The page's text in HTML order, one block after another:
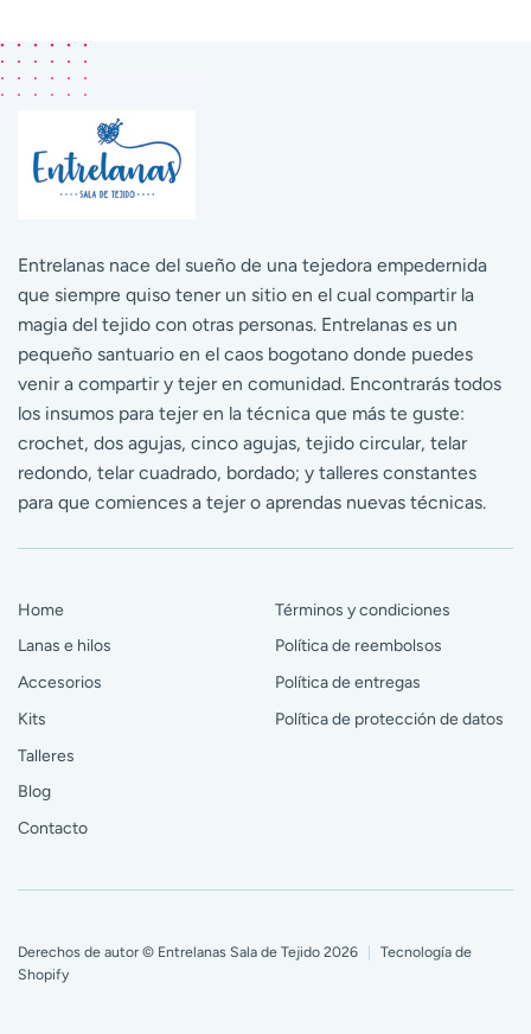
Entrelanas nace del sueño de una tejedora empedernida
que siempre quiso tener un sitio en el cual compartir la
magia del tejido con otras personas. Entrelanas es un
pequeño santuario en el caos bogotano donde puedes
venir a compartir y tejer en comunidad. Encontrarás todos
los insumos para tejer en la técnica que más te guste:
crochet, dos agujas, cinco agujas, tejido circular, telar
redondo, telar cuadrado, bordado; y talleres constantes
para que comiences a tejer o aprendas nuevas técnicas.
Home
Lanas e hilos
Accesorios
Kits
Talleres
Blog
Contacto
Términos y condiciones
Política de reembolsos
Política de entregas
Política de protección de datos
Derechos de autor © Entrelanas Sala de Tejido 2026 | Tecnología de
Shopify